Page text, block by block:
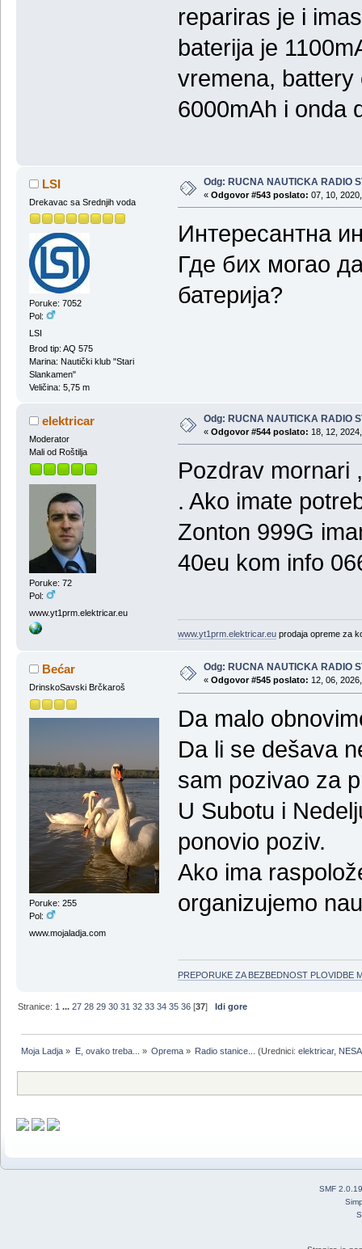
repariras je i
baterija je
vremena, battery
6000mAh i onda
LSI
Drekavac sa Srednjih voda
Poruke: 7052
Pol:
LSI
Brod tip: AQ 575
Marina: Nautički klub "Stari
Slankamen"
Veličina: 5,75 m
Odg: RUCNA NAUTICKA RADIO
« Odgovor #543 poslato: 07, 10,
Интересантна
Где бих могао
батерија?
elektricar
Moderator
Mali od Roštilja
Poruke: 72
Pol:
www.yt1prm.elektricar.eu
Odg: RUCNA NAUTICKA RADIO
« Odgovor #544 poslato: 18, 12,
Pozdrav mornari
. Ako imate
Zonton 999G
40eu kom info
www.yt1prm.elektricar.euprodaja opreme za
Bećar
DrinskoSavski Brčkaroš
Poruke: 255
Pol:
www.mojaladja.com
Odg: RUCNA NAUTICKA RADIO
« Odgovor #545 poslato: 12, 06,
Da malo
Da li se dešava
sam pozivao za
U Subotu i
ponovio poziv.
Ako ima
organizujemo
PREPORUKE ZA BEZBEDNOST PLOVIDBE
Stranice: 1 ...27 28 29 30 31 32 33 34 35 36 [37]Idi gore
Moja Ladja » E, ovako treba... » Oprema» Radio stanice... (Urednici:elektricar,
SMF 2.0.19